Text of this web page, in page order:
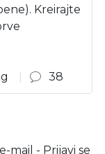
Kreirajte
38
mail - Prijavi se